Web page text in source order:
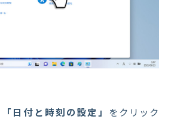
「日付と時刻の設定」 をクリック